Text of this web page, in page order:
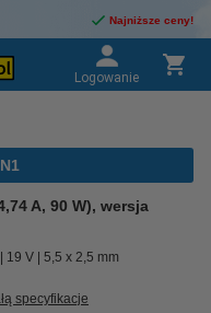
Najniższe ceny!
Logowanie
A, 90 W), wersja
19 V 5,5 x 2,5 mm
specyfikacje